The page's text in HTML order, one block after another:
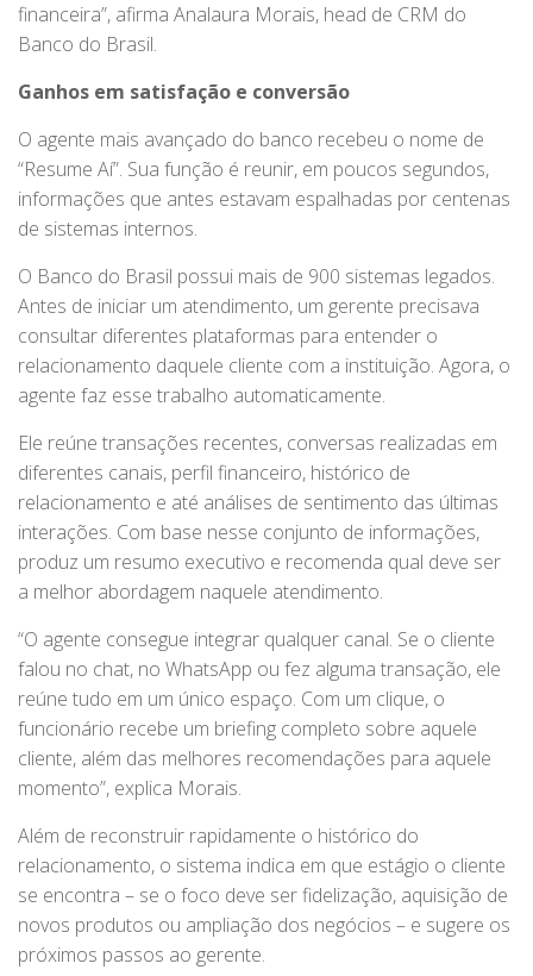
financeira”, afirma Analaura Morais, head de CRM do
Banco do Brasil.
Ganhos em satisfação e conversão
O agente mais avançado do banco recebeu o nome de
“Resume Aí”. Sua função é reunir, em poucos segundos,
informações que antes estavam espalhadas por centenas
de sistemas internos.
O Banco do Brasil possui mais de 900 sistemas legados.
Antes de iniciar um atendimento, um gerente precisava
consultar diferentes plataformas para entender o
relacionamento daquele cliente com a instituição. Agora, o
agente faz esse trabalho automaticamente.
Ele reúne transações recentes, conversas realizadas em
diferentes canais, perfil financeiro, histórico de
relacionamento e até análises de sentimento das últimas
interações. Com base nesse conjunto de informações,
produz um resumo executivo e recomenda qual deve ser
a melhor abordagem naquele atendimento.
“O agente consegue integrar qualquer canal. Se o cliente
falou no chat, no WhatsApp ou fez alguma transação, ele
reúne tudo em um único espaço. Com um clique, o
funcionário recebe um briefing completo sobre aquele
cliente, além das melhores recomendações para aquele
momento”, explica Morais.
Além de reconstruir rapidamente o histórico do
relacionamento, o sistema indica em que estágio o cliente
se encontra – se o foco deve ser fidelização, aquisição de
novos produtos ou ampliação dos negócios – e sugere os
próximos passos ao gerente.